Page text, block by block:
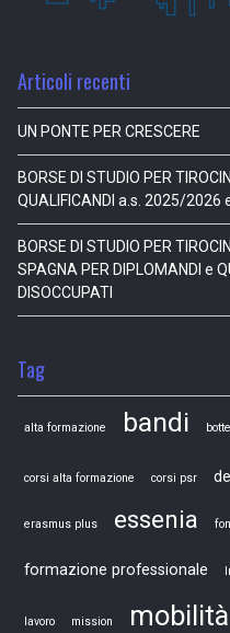
Articoli recenti
UN PONTE PER CRESCERE
BORSE DI STUDIO PER
QUALIFICANDI a.s. 2025/2026
BORSE DI STUDIO PER
SPAGNA PER DIPLOMANDI e
DISOCCUPATI
Tag
alta formazione bandi
corsi alta formazione corsi psr
erasmus plus essenia
formazione professionale
lavoro mission mobilità